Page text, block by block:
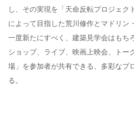
し、その実現を「天命反転プロジェク
によって目指した荒川修作とマドリン
一度新たにすべく、建築見学会はもち
ショップ、ライブ、映画上映会、トー
場」を参加者が共有できる、多彩なプ
る。